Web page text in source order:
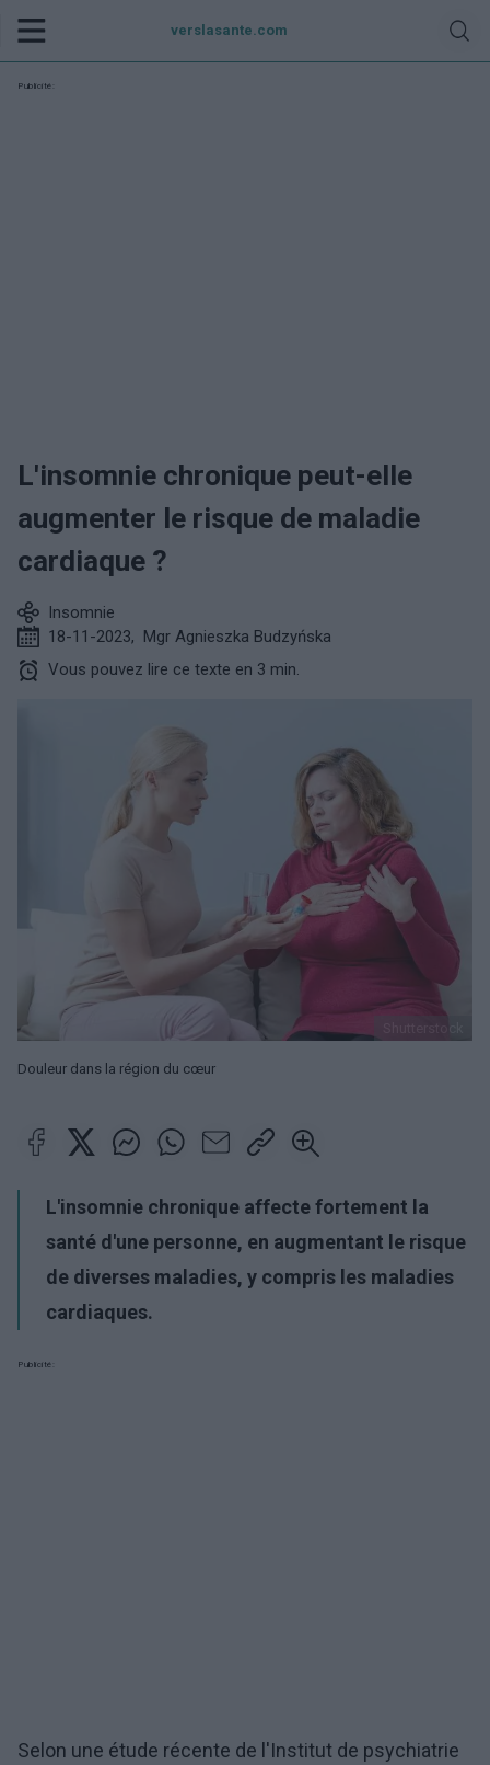
verslasante.com
Publicité:
L'insomnie chronique peut-elle
augmenter le risque de maladie
cardiaque ?
Insomnie
18-11-2023, Mgr Agnieszka Budzyńska
Vous pouvez lire ce texte en 3 min.
Douleur dans la région du cœur
L'insomnie chronique affecte fortement la
santé d'une personne, en augmentant le risque
de diverses maladies, y compris les maladies
cardiaques.
Publicité:
Selon une étude récente de l'Institut de psychiatrie